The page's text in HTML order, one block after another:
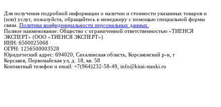
Для получения подробной информации о наличии и стоимости указанных товаров и
(или) услуг, пожалуйста, обращайтесь к менеджеру с помощью специальной формы
связи. Политика конфиденциальности персональных данных.
Полное наименование: Общество с ограниченной ответственностью «ТИЕНСЯ
ЭКСПЕРТ» (ООО «ТИЕНСЯ ЭКСПЕРТ»)
ИНН: 6500025068
ОГРН: 1256500003528
Юридический адрес: 694020, Сахалинская область, Корсаковский р-н, г
Корсаков, Первомайская ул, д. 18, кв. 58
Контактный телефон и email: +7(964)232-58-49, info@kitai-stanki.ru